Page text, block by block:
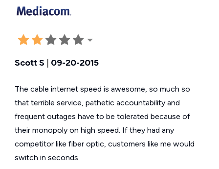
Scott S 09-20-2015
The cable internet speed is awesome, so much so
that terrible service, pathetic accountability and
frequent outages have to be tolerated because of
their monopoly on high speed. If they had any
competitor like fiber optic, customers like me would
switch in seconds